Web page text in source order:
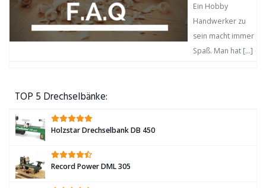
Ein Hobby
Handwerker zu
sein macht immer
Spaß. Man hat […]
TOP 5 Drechselbänke:
Holzstar Drechselbank DB 450
Record Power DML 305